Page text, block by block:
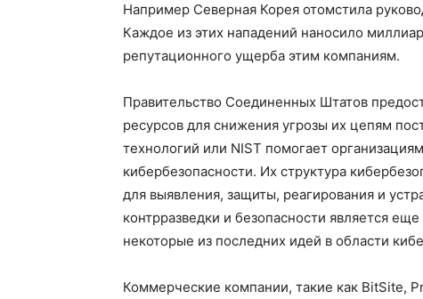
Например Северная Корея отомстила
Каждое из этих нападений наносило
репутационного ущерба этим компаниям.
Правительство Соединенных Штатов
ресурсов для снижения угрозы их цепям
технологий или NIST помогает
кибербезопасности. Их структура
для выявления, защиты, реагирования и
контрразведки и безопасности является
некоторые из последних идей в области
Коммерческие компании, такие как BitSite,